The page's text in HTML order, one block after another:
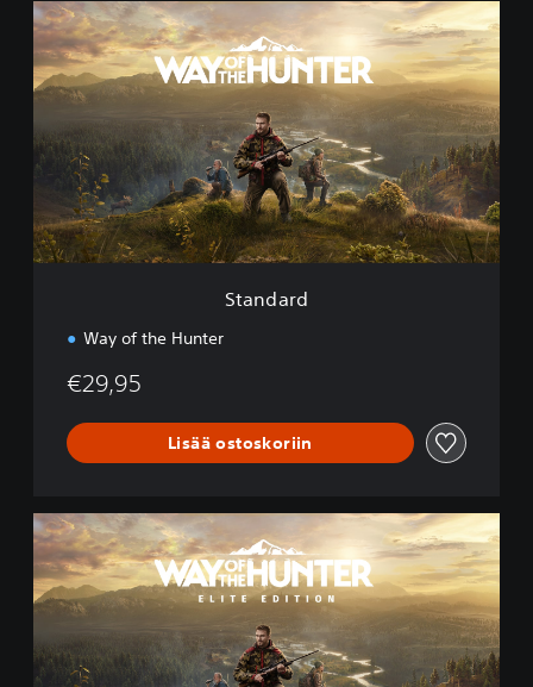
S
t
a
n
r
d
Standard
Way of the Hunter
€29,95
Lisää ostoskoriin
E
l
i
t
d